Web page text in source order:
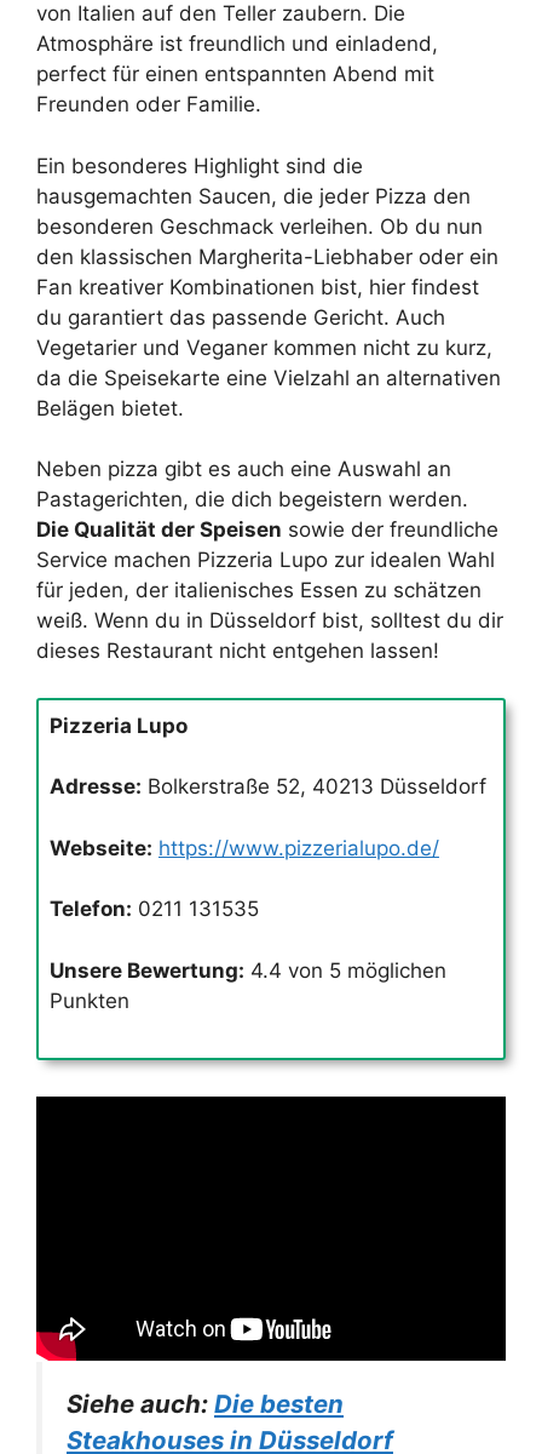
von Italien auf den Teller zaubern. Die
Atmosphäre ist freundlich und einladend,
perfect für einen entspannten Abend mit
Freunden oder Familie.
Ein besonderes Highlight sind die
hausgemachten Saucen, die jeder Pizza den
besonderen Geschmack verleihen. Ob du nun
den klassischen Margherita-Liebhaber oder ein
Fan kreativer Kombinationen bist, hier findest
du garantiert das passende Gericht. Auch
Vegetarier und Veganer kommen nicht zu kurz,
da die Speisekarte eine Vielzahl an alternativen
Belägen bietet.
Neben pizza gibt es auch eine Auswahl an
Pastagerichten, die dich begeistern werden.
Die Qualität der Speisen sowie der freundliche
Service machen Pizzeria Lupo zur idealen Wahl
für jeden, der italienisches Essen zu schätzen
weiß. Wenn du in Düsseldorf bist, solltest du dir
dieses Restaurant nicht entgehen lassen!
Pizzeria Lupo
Adresse: Bolkerstraße 52, 40213 Düsseldorf
Webseite: https://www.pizzerialupo.de/
Telefon: 0211 131535
Unsere Bewertung: 4.4 von 5 möglichen
Punkten
Siehe auch: Die besten
Steakhouses in Düsseldorf